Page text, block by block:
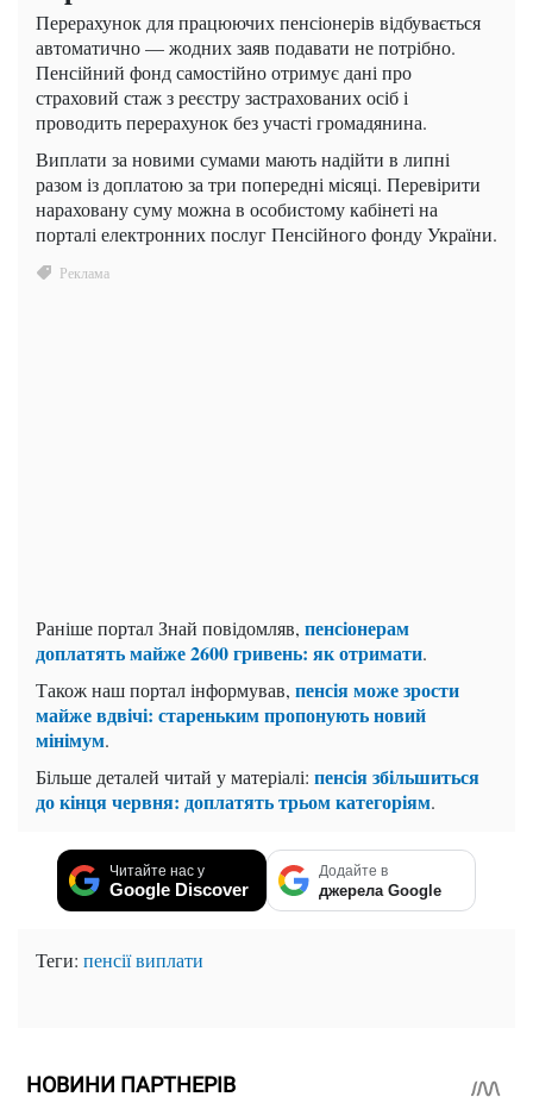
Перерахунок для працюючих пенсіонерів відбувається
автоматично — жодних заяв подавати не потрібно.
Пенсійний фонд самостійно отримує дані про
страховий стаж з реєстру застрахованих осіб і
проводить перерахунок без участі громадянина.
Виплати за новими сумами мають надійти в липні
разом із доплатою за три попередні місяці. Перевірити
нараховану суму можна в особистому кабінеті на
порталі електронних послуг Пенсійного фонду України.
Раніше портал Знай повідомляв, пенсіонерам
доплатять майже 2600 гривень: як отримати.
Також наш портал інформував, пенсія може зрости
майже вдвічі: стареньким пропонують новий
мінімум.
Більше деталей читай у матеріалі: пенсія збільшиться
до кінця червня: доплатять трьом категоріям.
Читайте нас у
Google Discover
Додайте в
джерела Google
Теги: пенсіївиплати
НОВИНИ ПАРТНЕРІВ